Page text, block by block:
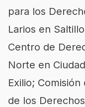
para los
Larios en
Centro de
Norte en
Exilio;
de los